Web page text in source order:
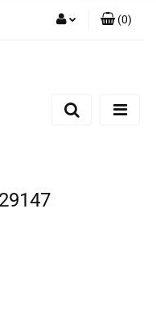
zgłoszenie
(0)